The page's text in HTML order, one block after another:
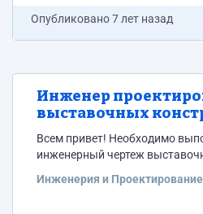
Опубликовано7 лет назад
Инженер
выставочных
Всем привет! Необходимо выполнить точный
инженерный чертеж
Инженерия и Проектирование